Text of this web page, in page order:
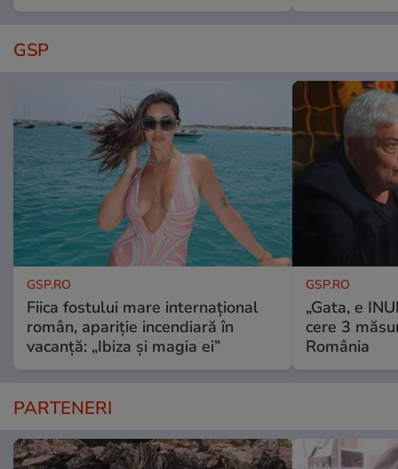
GSP
GSP.RO
Fiica fostului mare internațional
român, apariție incendiară în
vacanță: „Ibiza și magia ei”
GSP.RO
„Gata, e
cere 3
România
PARTENERI